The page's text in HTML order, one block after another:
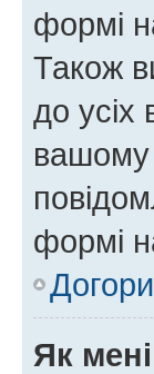
формі
Також
до усіх
вашому
формі
Догори
Як